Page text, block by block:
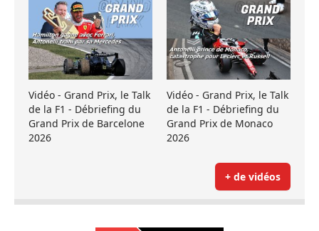
Vidéo - Grand Prix, le Talk
de la F1 - Débriefing du
Grand Prix de Barcelone
2026
Vidéo - Grand Prix, le Talk
de la F1 - Débriefing du
Grand Prix de Monaco
2026
+ de vidéos